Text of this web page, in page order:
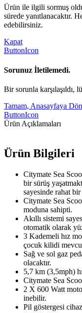
Ürün ile ilgili sormuş
sürede yanıtlanacaktır.
edebilirsiniz.
Kapat
ButtonIcon
Sorunuz İletilemedi.
Bir sorunla karşılaşıldı,
Tamam, Anasayfaya Dön
ButtonIcon
Ürün Açıklamaları
Ürün Bilgileri
Citymate Sea
bir sürüş
sayesinde rahat
Citymate Sea
moduna sahipti.
Akıllı sistemi
otomatik olarak
3 Kademeli hız
çocuk kilidi
Sağ ve sol gaz
olacaktır.
5,7 km (3,5mph)
Citymate Sea
2 X 600 Watt
inebilir.
Pil göstergesi